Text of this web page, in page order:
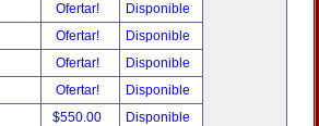
Ofertar!
Disponible
Ofertar!
Disponible
Ofertar!
Disponible
Ofertar!
Disponible
$550.00
Disponible